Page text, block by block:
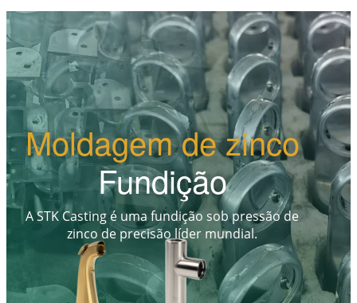
Moldagem de zinco
Fundição
A STK Casting é uma fundição sob pressão de
zinco de precisão líder mundial.